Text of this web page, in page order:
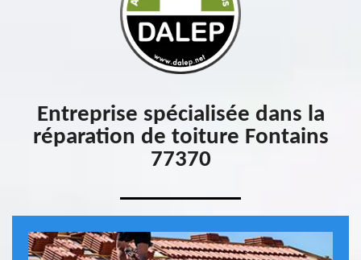
Entreprise spécialisée dans la
réparation de toiture Fontains
77370